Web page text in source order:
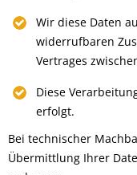
Wir diese Daten
widerrufbaren
Vertrages
Diese
erfolgt.
Bei technischer
Übermittlung Ihrer